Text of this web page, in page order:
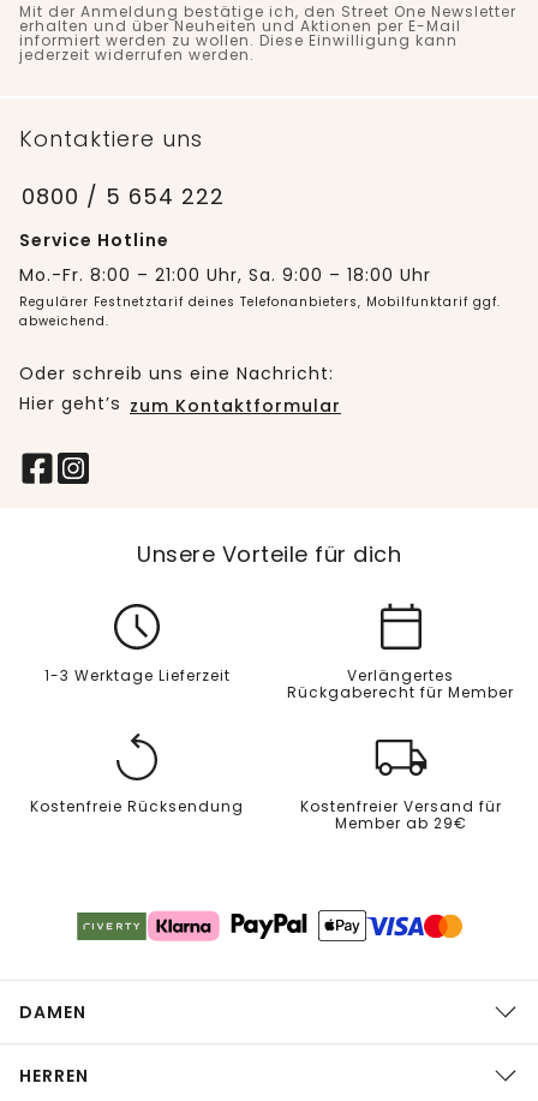
Mit der Anmeldung bestätige ich, den Street One Newsletter
erhalten und über Neuheiten und Aktionen per E-Mail
informiert werden zu wollen. Diese Einwilligung kann
jederzeit widerrufen werden.
Kontaktiere uns
0800 / 5 654 222
Service Hotline
Mo.-Fr. 8:00 – 21:00 Uhr, Sa. 9:00 – 18:00 Uhr
Regulärer Festnetztarif deines Telefonanbieters, Mobilfunktarif ggf.
abweichend.
Oder schreib uns eine Nachricht:
Hier geht’s zum Kontaktformular
Unsere Vorteile für dich
1-3 Werktage Lieferzeit
Verlängertes
Rückgaberecht für Member
Kostenfreie Rücksendung
Kostenfreier Versand für
Member ab 29€
DAMEN
HERREN